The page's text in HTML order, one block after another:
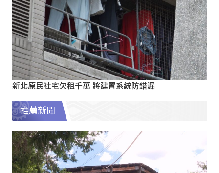
新北原民社宅欠租千萬 將建置系統防錯漏
推薦新聞